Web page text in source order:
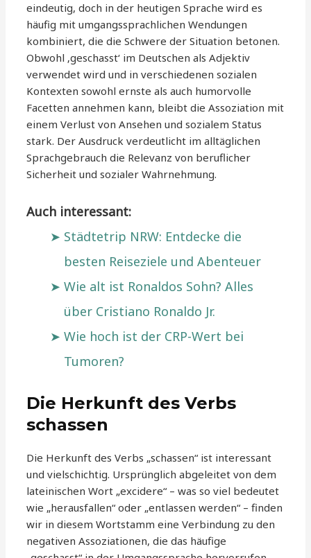
eindeutig, doch in der heutigen Sprache wird es
häufig mit umgangssprachlichen Wendungen
kombiniert, die die Schwere der Situation betonen.
Obwohl ‚geschasst‘ im Deutschen als Adjektiv
verwendet wird und in verschiedenen sozialen
Kontexten sowohl ernste als auch humorvolle
Facetten annehmen kann, bleibt die Assoziation mit
einem Verlust von Ansehen und sozialem Status
stark. Der Ausdruck verdeutlicht im alltäglichen
Sprachgebrauch die Relevanz von beruflicher
Sicherheit und sozialer Wahrnehmung.
Auch interessant:
Städtetrip NRW: Entdecke die
besten Reiseziele und Abenteuer
Wie alt ist Ronaldos Sohn? Alles
über Cristiano Ronaldo Jr.
Wie hoch ist der CRP-Wert bei
Tumoren?
Die Herkunft des Verbs
schassen
Die Herkunft des Verbs „schassen“ ist interessant
und vielschichtig. Ursprünglich abgeleitet von dem
lateinischen Wort „excidere“ – was so viel bedeutet
wie „herausfallen“ oder „entlassen werden“ – finden
wir in diesem Wortstamm eine Verbindung zu den
negativen Assoziationen, die das häufige